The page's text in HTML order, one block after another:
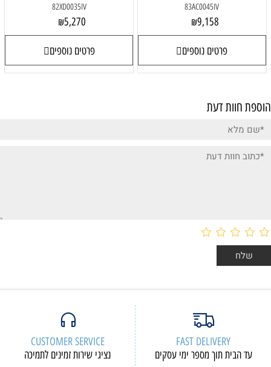
83AC0045IV
₪9,158
פרטים נוספים
82XD0035IV
₪5,270
פרטים נוספים
הוספת חוות דעת
FAST DELIVERY
עד הבית תוך מספר ימי עסקים
CUSTOMER SERVICE
נציגי שירות זמינים לתמיכה